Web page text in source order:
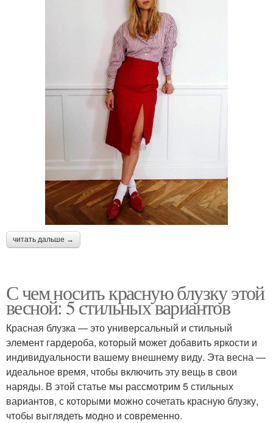
читать дальше →
С чем носить красную блузку этой
весной: 5 стильных вариантов
Красная блузка — это универсальный и стильный
элемент гардероба, который может добавить яркости и
индивидуальности вашему внешнему виду. Эта весна —
идеальное время, чтобы включить эту вещь в свои
наряды. В этой статье мы рассмотрим 5 стильных
вариантов, с которыми можно сочетать красную блузку,
чтобы выглядеть модно и современно.